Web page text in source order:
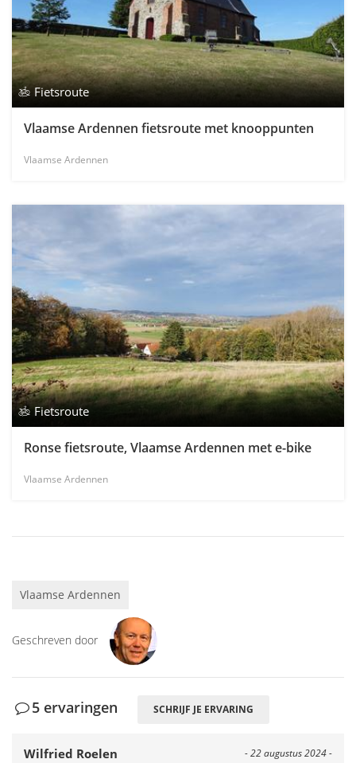
Fietsroute
Vlaamse Ardennen fietsroute met knooppunten
Vlaamse Ardennen
Fietsroute
Ronse fietsroute, Vlaamse Ardennen met e-bike
Vlaamse Ardennen
Vlaamse Ardennen
Geschreven door
5 ervaringen SCHRIJF JE ERVARING
- 22 augustus 2024 -
Wilfried Roelen